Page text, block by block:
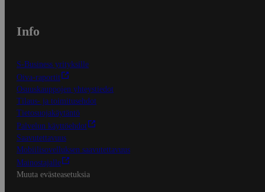
Info
S-Business yrityksille
Oiva-raportit
Osuuskauppojen yhteystiedot
Tilaus- ja toimitusehdot
Tietosuojakäytäntö
Palvelun käyttöehdot
Saavutettavuus
Mobiilisovelluksen saavutettavuus
Mainostajalle
Muuta evästeasetuksia